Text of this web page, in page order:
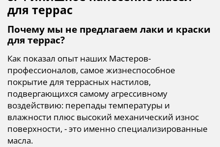
для террас
Почему мы не предлагаем лаки и краски
для террас?
Как показал опыт наших Мастеров-
профессионалов, самое жизнеспособное
покрытие для террасных настилов,
подвергающихся самому агрессивному
воздействию: перепады температуры и
влажности плюс высокий механический износ
поверхности, - это именно специализированные
масла.